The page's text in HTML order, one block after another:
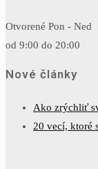
Otvorené Pon - Ned
od 9:00 do 20:00
Nové články
Ako zrýchliť
20 vecí, ktoré